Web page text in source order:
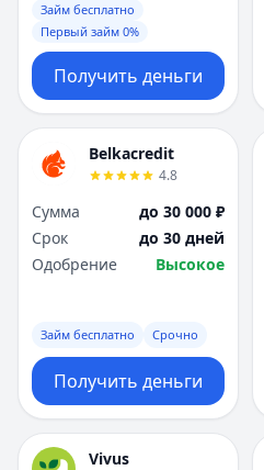
Займ бесплатно
Первый займ 0%
Получить деньги
Belkacredit
4.8
Сумма
до 30 000 ₽
Срок
до 30 дней
Одобрение
Высокое
Займ бесплатно Срочно
Получить деньги
Vivus